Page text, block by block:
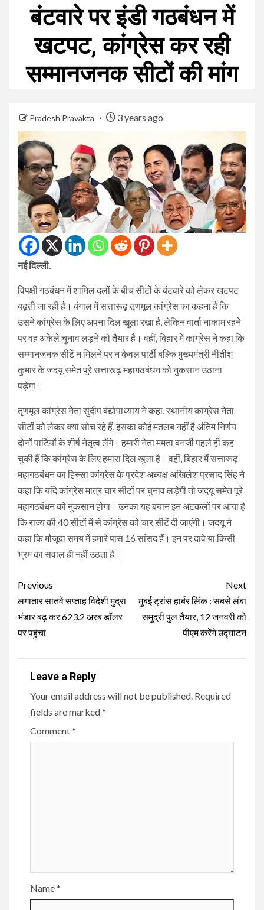
बंटवारे पर इंडी गठबंधन में
खटपट, कांग्रेस कर रही
सम्मानजनक सीटों की मांग
Pradesh Pravakta 3 years ago
नई दिल्ली.
विपक्षी गठबंधन में शामिल दलों के बीच सीटों के बंटवारे को लेकर खटपट
बढ़ती जा रही है। बंगाल में सत्तारूढ़ तृणमूल कांग्रेस का कहना है कि
उसने कांग्रेस के लिए अपना दिल खुला रखा है, लेकिन वार्ता नाकाम रहने
पर वह अकेले चुनाव लड़ने को तैयार है। वहीं, बिहार में कांग्रेस ने कहा कि
सम्मानजनक सीटें न मिलने पर न केवल पार्टी बल्कि मुख्यमंत्री नीतीश
कुमार के जदयू समेत पूरे सत्तारूढ़ महागठबंधन को नुकसान उठाना
पड़ेगा।
तृणमूल कांग्रेस नेता सुदीप बंद्योपाध्याय ने कहा, स्थानीय कांग्रेस नेता
सीटों को लेकर क्या सोच रहे हैं, इसका कोई मतलब नहीं है अंतिम निर्णय
दोनों पार्टियों के शीर्ष नेतृत्व लेंगे। हमारी नेता ममता बनर्जी पहले ही कह
चुकी हैं कि कांग्रेस के लिए हमारा दिल खुला है। वहीं, बिहार में सत्तारूढ़
महागठबंधन का हिस्सा कांग्रेस के प्रदेश अध्यक्ष अखिलेश प्रसाद सिंह ने
कहा कि यदि कांग्रेस मात्र चार सीटों पर चुनाव लड़ेगी तो जदयू समेत पूरे
महागठबंधन को नुकसान होगा। उनका यह बयान इन अटकलों पर आया है
कि राज्य की 40 सीटों में से कांग्रेस को चार सीटें दी जाएंगी। जदयू ने
कहा कि मौजूदा समय में हमारे पास 16 सांसद हैं। इन पर दावे या किसी
भ्रम का सवाल ही नहीं उठता है।
Continue
Reading
Previous
लगातार सातवें सप्ताह विदेशी मुद्रा
भंडार बढ़ कर 623.2 अरब डॉलर
पर पहुंचा
Next
मुंबई ट्रांस हार्बर लिंक : सबसे लंबा
समुद्री पुल तैयार, 12 जनवरी को
पीएम करेंगे उद्घाटन
Leave a Reply
Your email address will not be published. Required
fields are marked*
Comment*
Name*